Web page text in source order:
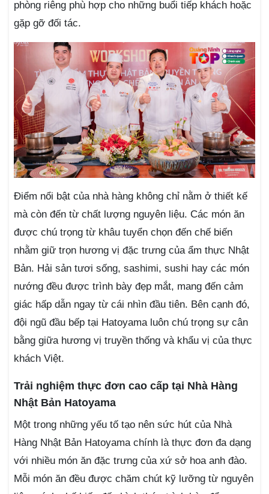
phòng riêng phù hợp cho những buổi tiếp khách hoặc
gặp gỡ đối tác.
Điểm nổi bật của nhà hàng không chỉ nằm ở thiết kế
mà còn đến từ chất lượng nguyên liệu. Các món ăn
được chú trọng từ khâu tuyển chọn đến chế biến
nhằm giữ trọn hương vị đặc trưng của ẩm thực Nhật
Bản. Hải sản tươi sống, sashimi, sushi hay các món
nướng đều được trình bày đẹp mắt, mang đến cảm
giác hấp dẫn ngay từ cái nhìn đầu tiên. Bên cạnh đó,
đội ngũ đầu bếp tại Hatoyama luôn chú trọng sự cân
bằng giữa hương vị truyền thống và khẩu vị của thực
khách Việt.
Trải nghiệm thực đơn cao cấp tại Nhà Hàng
Nhật Bản Hatoyama
Một trong những yếu tố tạo nên sức hút của Nhà
Hàng Nhật Bản Hatoyama chính là thực đơn đa dạng
với nhiều món ăn đặc trưng của xứ sở hoa anh đào.
Mỗi món ăn đều được chăm chút kỹ lưỡng từ nguyên